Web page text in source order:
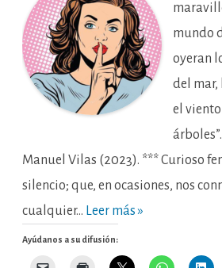
mundo
oyeran
del mar,
el viento
Manuel Vilas (2023). *** Curioso
silencio; que, en ocasiones, nos
cualquier… Leer más »
Ayúdanos a su difusión: